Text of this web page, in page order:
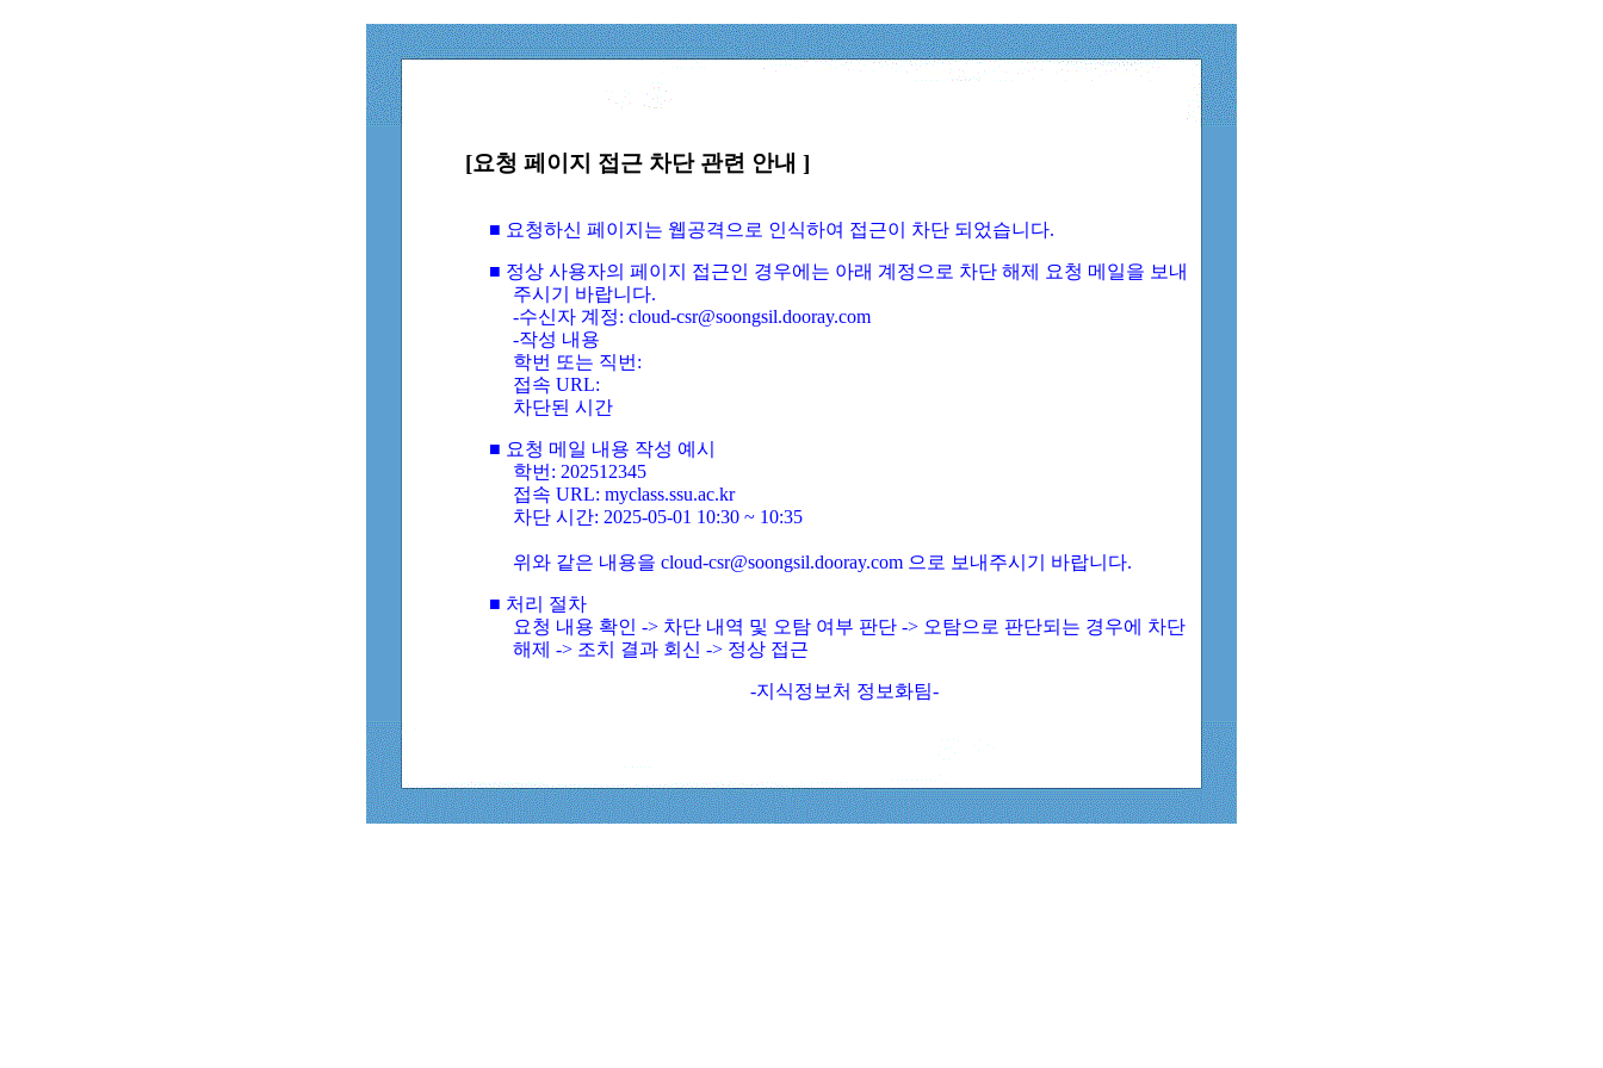
[요청 페이지 접근 차단 관련 안내 ]
■ 요청하신 페이지는 웹공격으로 인식하여 접근이 차단 되었습니다.
■ 정상 사용자의 페이지 접근인 경우에는 아래 계정으로 차단 해제 요청 메일을 보내
주시기 바랍니다.
-수신자 계정: cloud-csr@soongsil.dooray.com
-작성 내용
학번 또는 직번:
접속 URL:
차단된 시간
■ 요청 메일 내용 작성 예시
학번: 202512345
접속 URL: myclass.ssu.ac.kr
차단 시간: 2025-05-01 10:30 ~ 10:35
위와 같은 내용을 cloud-csr@soongsil.dooray.com 으로 보내주시기 바랍니다.
■ 처리 절차
요청 내용 확인 -> 차단 내역 및 오탐 여부 판단 -> 오탐으로 판단되는 경우에 차단
해제 -> 조치 결과 회신 -> 정상 접근
-지식정보처 정보화팀-